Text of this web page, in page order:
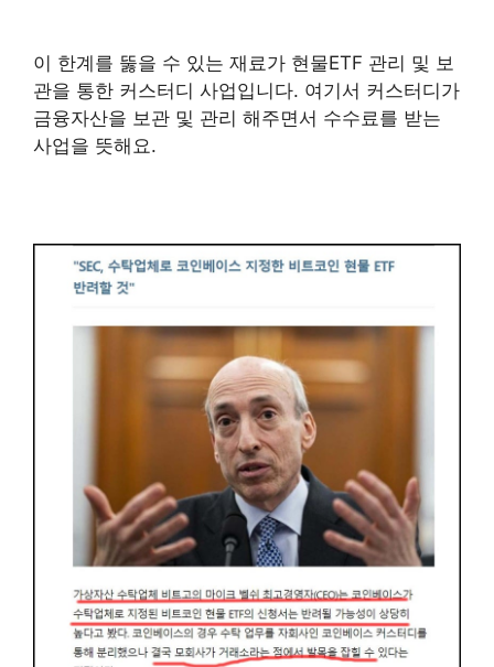
이 한계를 뚫을 수 있는 재료가 현물ETF 관리 및 보
관을 통한 커스터디 사업입니다. 여기서 커스터디가
금융자산을 보관 및 관리 해주면서 수수료를 받는
사업을 뜻해요.